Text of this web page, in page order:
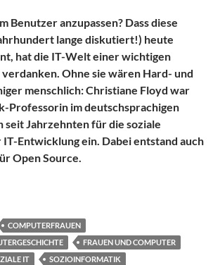
Benutzer anzupassen? Dass diese
lange diskutiert!) heute
hat die IT-Welt einer wichtigen
Ohne sie wären Hard- und
menschlich: Christiane Floyd war
Professorin im deutschsprachigen
seit Jahrzehnten für die soziale
Entwicklung ein. Dabei entstand auch
Open Source.
für Open Source war… eine Frau
COMPUTERFRAUEN
FRAUEN UND COMPUTER
IT SOZIOINFORMATIK